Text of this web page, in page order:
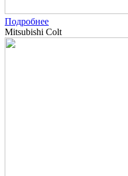
Подробнее
Mitsubishi Colt